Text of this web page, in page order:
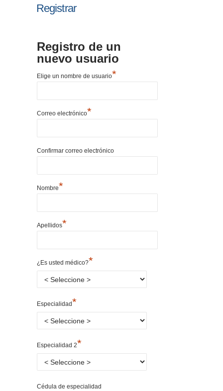
Registrar
Registro de un
nuevo usuario
Elige un nombre de usuario*
Correo electrónico*
Confirmar correo electrónico
Nombre*
Apellidos*
¿Es usted médico?*
Especialidad*
Especialidad 2*
Cédula de especialidad